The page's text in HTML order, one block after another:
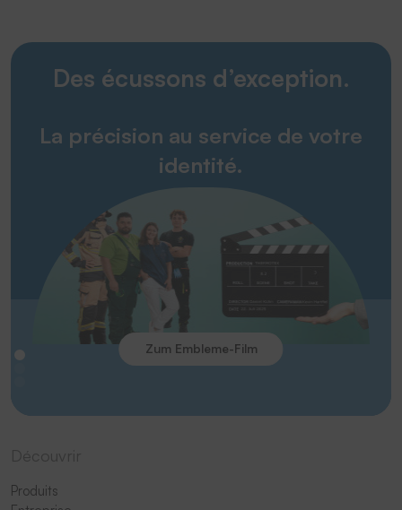
Des écussons d’exception.
La précision au service de votre
identité.
Zum Embleme-Film
Produits